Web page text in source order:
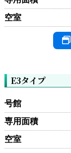
空室
E3タイプ
号館
専用面積
空室